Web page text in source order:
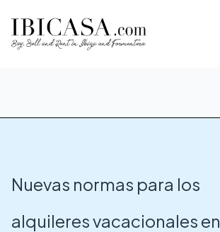
Nuevas normas para los
alquileres vacacionales